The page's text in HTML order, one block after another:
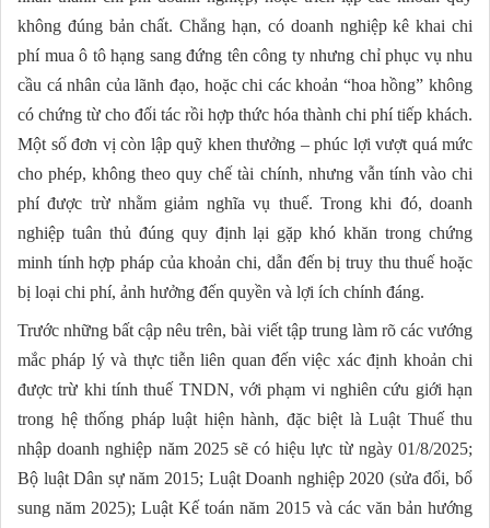
không đúng bản chất. Chẳng hạn, có doanh nghiệp kê khai chi
phí mua ô tô hạng sang đứng tên công ty nhưng chỉ phục vụ nhu
cầu cá nhân của lãnh đạo, hoặc chi các khoản “hoa hồng” không
có chứng từ cho đối tác rồi hợp thức hóa thành chi phí tiếp khách.
Một số đơn vị còn lập quỹ khen thưởng – phúc lợi vượt quá mức
cho phép, không theo quy chế tài chính, nhưng vẫn tính vào chi
phí được trừ nhằm giảm nghĩa vụ thuế. Trong khi đó, doanh
nghiệp tuân thủ đúng quy định lại gặp khó khăn trong chứng
minh tính hợp pháp của khoản chi, dẫn đến bị truy thu thuế hoặc
bị loại chi phí, ảnh hưởng đến quyền và lợi ích chính đáng.
Trước những bất cập nêu trên, bài viết tập trung làm rõ các vướng
mắc pháp lý và thực tiễn liên quan đến việc xác định khoản chi
được trừ khi tính thuế TNDN, với phạm vi nghiên cứu giới hạn
trong hệ thống pháp luật hiện hành, đặc biệt là Luật Thuế thu
nhập doanh nghiệp năm 2025 sẽ có hiệu lực từ ngày 01/8/2025;
Bộ luật Dân sự năm 2015; Luật Doanh nghiệp 2020 (sửa đổi, bổ
sung năm 2025); Luật Kế toán năm 2015 và các văn bản hướng